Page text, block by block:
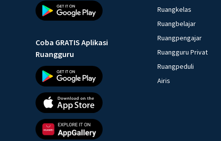
Coba GRATIS Aplikasi
Ruangguru
Ruangkelas
Ruangbelajar
Ruangpengajar
Ruangguru Privat
Ruangpeduli
Airis